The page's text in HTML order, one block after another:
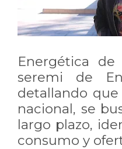
Energética
seremi de
detallando
nacional, se
largo plazo,
consumo y